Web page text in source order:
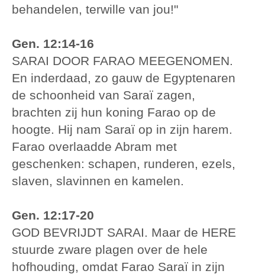
behandelen, terwille van jou!"
Gen. 12:14-16
SARAI DOOR FARAO MEEGENOMEN.
En inderdaad, zo gauw de Egyptenaren
de schoonheid van Saraï zagen,
brachten zij hun koning Farao op de
hoogte. Hij nam Saraï op in zijn harem.
Farao overlaadde Abram met
geschenken: schapen, runderen, ezels,
slaven, slavinnen en kamelen.
Gen. 12:17-20
GOD BEVRIJDT SARAI. Maar de HERE
stuurde zware plagen over de hele
hofhouding, omdat Farao Saraï in zijn